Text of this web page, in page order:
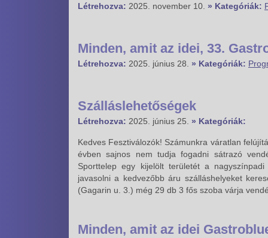
Létrehozva: 2025. november 10. » Kategóriák:
Minden, amit az idei, 33.
Létrehozva: 2025. június 28. » Kategóriák:
Szálláslehetőségek
Létrehozva: 2025. június 25. » Kategóriák:
Kedves Fesztiválozók! Számunkra váratlan
évben sajnos nem tudja fogadni sátrazó
Sporttelep egy kijelölt területét a
javasolni a kedvezőbb áru szálláshelyeket
(Gagarin u. 3.) még 29 db 3 fős szoba várja
Minden, amit az idei